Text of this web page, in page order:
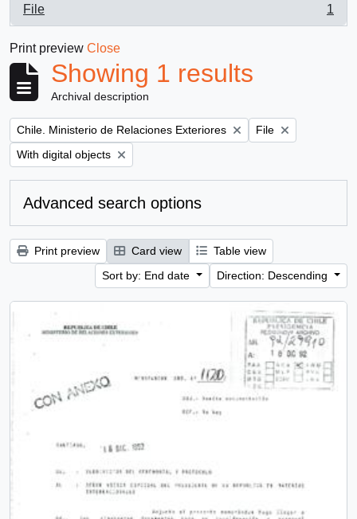
File
, 1 results
1
Print preview Close
Showing 1 results
Archival description
Remove filter:
Chile. Ministerio de Relaciones Exteriores Remove filter:
File
Remove filter:
With digital objects
Advanced search options
Print preview Card view
Table view
Sort by: End date
Direction: Descending